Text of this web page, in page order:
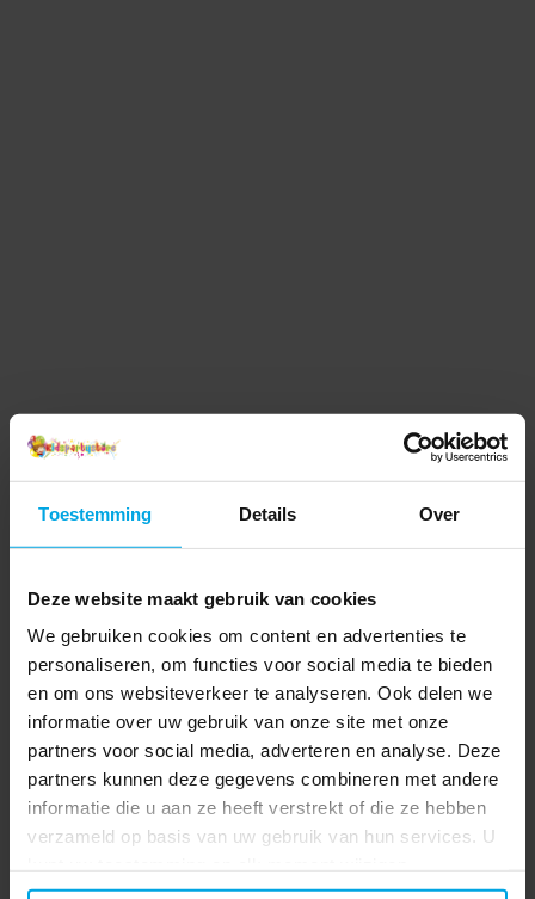
Toestemming Details Over
Deze website maakt gebruik van cookies
We gebruiken cookies om content en advertenties te
personaliseren, om functies voor social media te bieden
en om ons websiteverkeer te analyseren. Ook delen we
informatie over uw gebruik van onze site met onze
partners voor social media, adverteren en analyse. Deze
partners kunnen deze gegevens combineren met andere
informatie die u aan ze heeft verstrekt of die ze hebben
verzameld op basis van uw gebruik van hun services. U